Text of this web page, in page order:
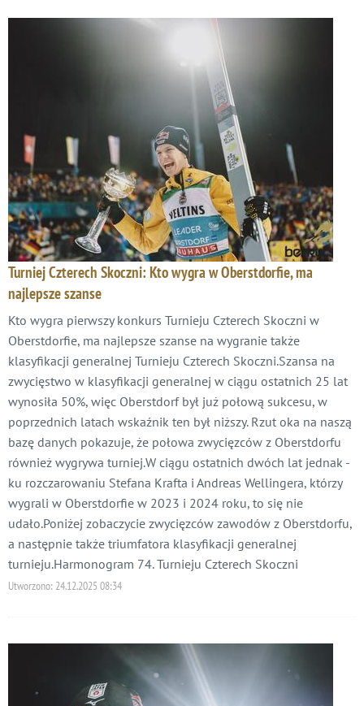
Turniej Czterech Skoczni: Kto wygra w Oberstdorfie, ma
najlepsze szanse
Kto wygra pierwszy konkurs Turnieju Czterech Skoczni w
Oberstdorfie, ma najlepsze szanse na wygranie także
klasyfikacji generalnej Turnieju Czterech Skoczni.Szansa na
zwycięstwo w klasyfikacji generalnej w ciągu ostatnich 25 lat
wynosiła 50%, więc Oberstdorf był już połową sukcesu, w
poprzednich latach wskaźnik ten był niższy. Rzut oka na naszą
bazę danych pokazuje, że połowa zwycięzców z Oberstdorfu
również wygrywa turniej.W ciągu ostatnich dwóch lat jednak -
ku rozczarowaniu Stefana Krafta i Andreas Wellingera, którzy
wygrali w Oberstdorfie w 2023 i 2024 roku, to się nie
udało.Poniżej zobaczycie zwycięzców zawodów z Oberstdorfu,
a następnie także triumfatora klasyfikacji generalnej
turnieju.Harmonogram 74. Turnieju Czterech Skoczni
Utworzono: 24.12.2025 08:34